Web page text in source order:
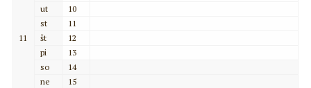
11
ut
10
st
11
št
12
pi
13
so
14
ne
15